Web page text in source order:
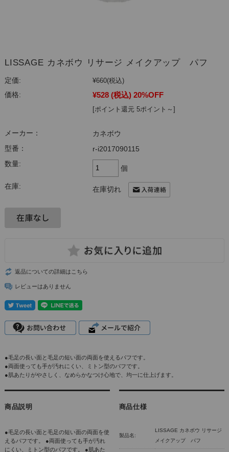
LISSAGE カネボウ リサージ メイクアップ パフ
定価: ¥660(税込)
価格:
¥528 (税込) 20%OFF
[ポイント還元 5ポイント～]
メーカー：
カネボウ
型番：
r-i2017090115
数量:
個
在庫: 在庫切れ
返品についての詳細はこちら
レビューはありません
●毛足の長い面と毛足の短い面の両面を使えるパフです。
●両面使っても手が汚れにくい、ミトン型のパフです。
●肌あたりがやさしく、なめらかなつけ心地で、均一に仕上げます。
商品説明
●毛足の長い面と毛足の短い面の両面を使
えるパフです。 ●両面使っても手が汚れ
にくい、ミトン型のパフです。 ●肌あた
商品仕様
製品名:
LISSAGE カネボウ リサージ
メイクアップ パフ